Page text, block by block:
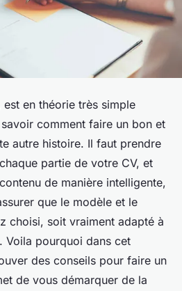
en théorie très simple
comment faire un bon et
autre histoire. Il faut prendre
partie de votre CV, et
de manière intelligente,
que le modèle et le
choisi, soit vraiment adapté à
Voila pourquoi dans cet
des conseils pour faire un
de vous démarquer de la